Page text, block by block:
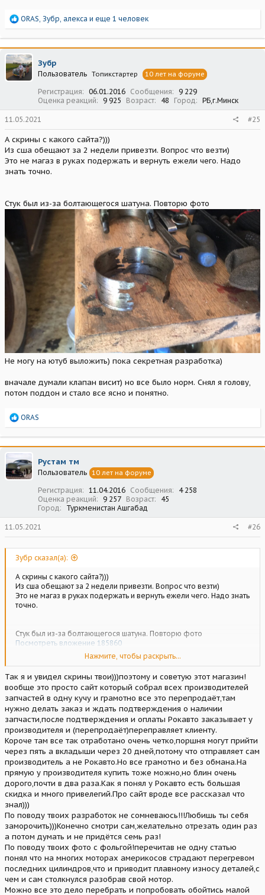
Р
а
к
ц
и
и
ORAS Зубр алекса и еще 1 человек
Зубр
Пользователь Топикстартер 10 лет на форуме
Регистрация 06.01.2016 Сообщения
9 229
Оценка реакций
9 925 Возраст 48 Город РБ,г.Минск
11.05.2021 #25
А скрины с какого сайта?)))
Из сша обещают за 2 недели привезти. Вопрос что везти)
Это не магаз в руках подержать и вернуть ежели чего. Надо
знать точно.
Стук был из-за болтающегося шатуна. Повторю фото
Не могу на ютуб выложить) пока секретная разработка)
вначале думали клапан висит) но все было норм. Снял я голову,
потом поддон и стало все ясно и понятно.
Р
а
к
ц
и
и
ORAS
Рустам тм
Пользователь 10 лет на форуме
Регистрация 11.04.2016 Сообщения
4 258
Оценка реакций
9 257 Возраст
45
Город
Туркменистан Ашгабад
11.05.2021 #26
Зубр сказал(а):
А скрины с какого сайта?)))
Из сша обещают за 2 недели привезти. Вопрос что везти)
Это не магаз в руках подержать и вернуть ежели чего. Надо знать
точно.
Стук был из-за болтающегося шатуна. Повторю фото
Посмотреть вложение 185860
Не могу на ютуб выложить) пока секретная разработка)
потом поддон и стало все ясно и понятно.
Нажмите, чтобы раскрыть...
Так я и увидел скрины твои)))поэтому и советую этот магазин!
вообще это просто сайт который собрал всех производителей
запчастей в одну кучу и грамотно все это перепродаёт,там
нужно делать заказ и ждать подтверждения о наличии
запчасти,после подтверждения и оплаты Рокавто заказывает у
производителя и (перепродаёт)переправляет клиенту.
Короче там все так отработано очень четко,поршня могут прийти
через пять а вкладыши через 20 дней,потому что отправляет сам
производитель а не Рокавто.Но все грамотно и без обмана.На
прямую у производителя купить тоже можно,но блин очень
дорого,почти в два раза.Как я понял у Рокавто есть большая
скидка и много привелегий.Про сайт вроде все рассказал что
знал)))
По поводу твоих разработок не сомневаюсь!!!Любишь ты себя
заморочить)))Конечно смотри сам,желательно отрезать один раз
а потом думать и не придётся семь раз!
По поводу твоих фото с фольгой!перечитав не одну статью
понял что на многих моторах америкосов страдают перегревом
последних цилиндров,что и приводит плавному износу деталей,с
чем и сам столкнулся разобрав свой мотор.
Можно все это дело перебрать и попробовать обойтись малой